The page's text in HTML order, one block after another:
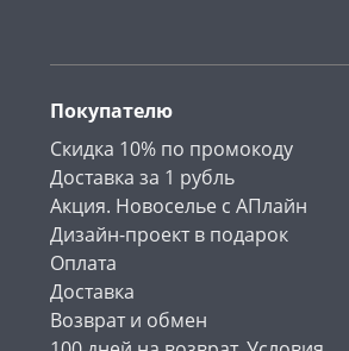
Покупателю
Скидка 10% по промокоду
Доставка за 1 рубль
Акция. Новоселье с АПлайн
Дизайн-проект в подарок
Оплата
Доставка
Возврат и обмен